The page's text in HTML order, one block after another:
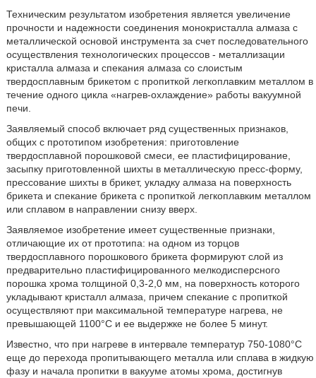
Техническим результатом изобретения является увеличение
прочности и надежности соединения монокристалла алмаза с
металлической основой инструмента за счет последовательного
осуществления технологических процессов - металлизации
кристалла алмаза и спекания алмаза со слоистым
твердосплавным брикетом с пропиткой легкоплавким металлом в
течение одного цикла «нагрев-охлаждение» работы вакуумной
печи.
Заявляемый способ включает ряд существенных признаков,
общих с прототипом изобретения: приготовление
твердосплавной порошковой смеси, ее пластифицирование,
засыпку приготовленной шихты в металлическую пресс-форму,
прессование шихты в брикет, укладку алмаза на поверхность
брикета и спекание брикета с пропиткой легкоплавким металлом
или сплавом в направлении снизу вверх.
Заявляемое изобретение имеет существенные признаки,
отличающие их от прототипа: на одном из торцов
твердосплавного порошкового брикета формируют слой из
предварительно пластифицированного мелкодисперсного
порошка хрома толщиной 0,3-2,0 мм, на поверхность которого
укладывают кристалл алмаза, причем спекание с пропиткой
осуществляют при максимальной температуре нагрева, не
превышающей 1100°С и ее выдержке не более 5 минут.
Известно, что при нагреве в интервале температур 750-1080°С
еще до перехода пропитывающего металла или сплава в жидкую
фазу и начала пропитки в вакууме атомы хрома, достигнув